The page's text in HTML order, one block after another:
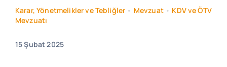
Karar, Yönetmelikler ve Tebliğler • Mevzuat• KDV ve ÖTV
Mevzuatı
15 Şubat 2025